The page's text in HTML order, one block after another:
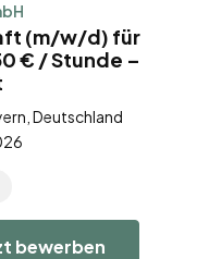
(m/w/d) für
€ / Stunde –
Deutschland
bewerben